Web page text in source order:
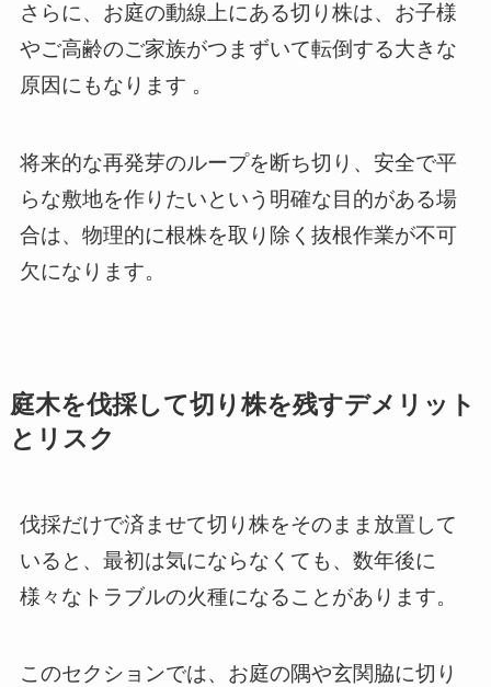
さらに、お庭の動線上にある切り株は、お子様
やご高齢のご家族がつまずいて転倒する大きな
原因にもなります 。
将来的な再発芽のループを断ち切り、安全で平
らな敷地を作りたいという明確な目的がある場
合は、物理的に根株を取り除く抜根作業が不可
欠になります。
庭木を伐採して切り株を残すデメリット
とリスク
伐採だけで済ませて切り株をそのまま放置して
いると、最初は気にならなくても、数年後に
様々なトラブルの火種になることがあります。
このセクションでは、お庭の隅や玄関脇に切り